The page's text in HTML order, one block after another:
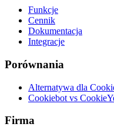
Funkcje
Cennik
Dokumentacja
Integracje
Porównania
Alternatywa dla
Cookiebot vs
Firma